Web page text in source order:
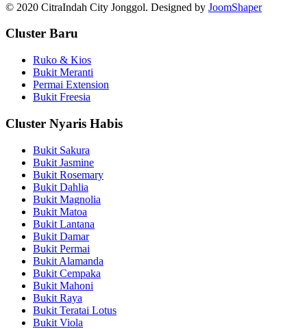
© 2020 CitraIndah City Jonggol. Designed by JoomShaper
Cluster Baru
Ruko & Kios
Bukit Meranti
Permai Extension
Bukit Freesia
Cluster Nyaris Habis
Bukit Sakura
Bukit Jasmine
Bukit Rosemary
Bukit Dahlia
Bukit Magnolia
Bukit Matoa
Bukit Lantana
Bukit Damar
Bukit Permai
Bukit Alamanda
Bukit Cempaka
Bukit Mahoni
Bukit Raya
Bukit Teratai Lotus
Bukit Viola